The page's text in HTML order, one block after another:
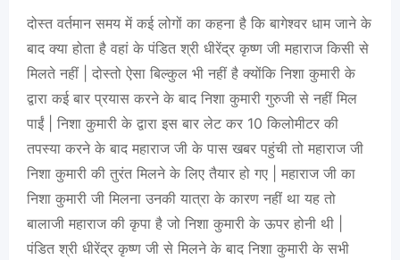
दोस्त वर्तमान समय में कई लोगों का कहना है कि बागेश्वर धाम जाने के
बाद क्या होता है वहां के पंडित श्री धीरेंद्र कृष्ण जी महाराज किसी से
मिलते नहीं | दोस्तो ऐसा बिल्कुल भी नहीं है क्योंकि निशा कुमारी के
द्वारा कई बार प्रयास करने के बाद निशा कुमारी गुरुजी से नहीं मिल
पाईं | निशा कुमारी के द्वारा इस बार लेट कर 10 किलोमीटर की
तपस्या करने के बाद महाराज जी के पास खबर पहुंची तो महाराज जी
निशा कुमारी की तुरंत मिलने के लिए तैयार हो गए | महाराज जी का
निशा कुमारी जी मिलना उनकी यात्रा के कारण नहीं था यह तो
बालाजी महाराज की कृपा है जो निशा कुमारी के ऊपर होनी थी |
पंडित श्री धीरेंद्र कृष्ण जी से मिलने के बाद निशा कुमारी के सभी